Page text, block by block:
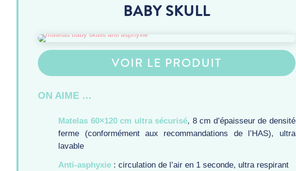
BABY SKULL
VOIR LE PRODUIT
ON AIME …
Matelas 60×120 cm ultra sécurisé, 8 cm d’épaisseur de densité
ferme (conformément aux recommandations de l’HAS), ultra
lavable
Anti-asphyxie : circulation de l’air en 1 seconde, ultra respirant